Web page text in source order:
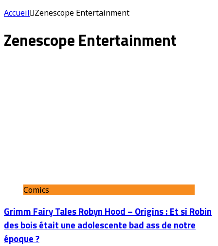
Accueil Zenescope Entertainment
Zenescope Entertainment
Comics
Grimm Fairy Tales Robyn Hood – Origins : Et si Robin
des bois était une adolescente bad ass de notre
époque ?